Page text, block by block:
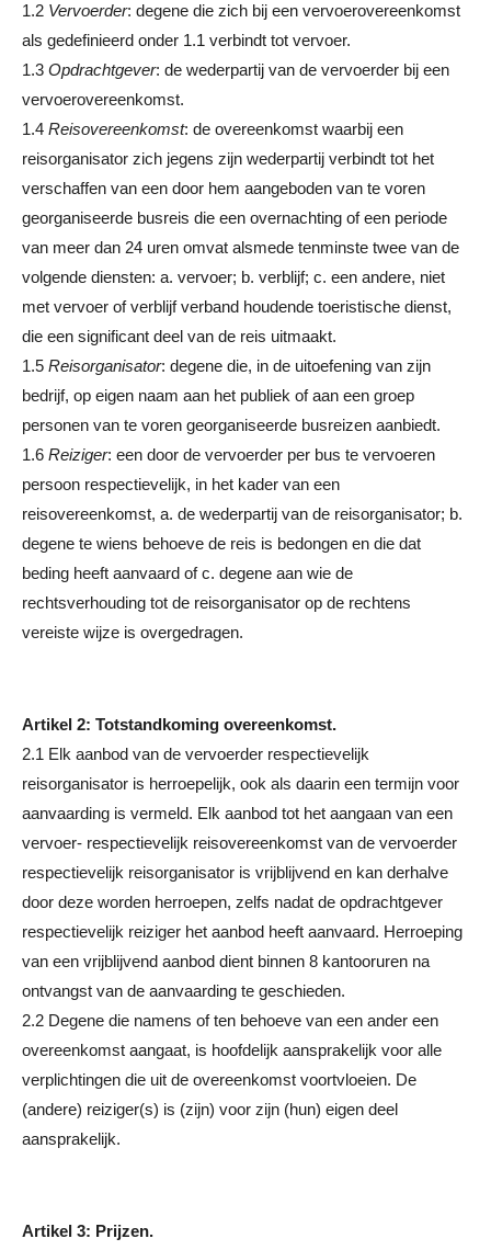
1.2 Vervoerder: degene die zich bij een vervoerovereenkomst
als gedefinieerd onder 1.1 verbindt tot vervoer.
1.3 Opdrachtgever: de wederpartij van de vervoerder bij een
vervoerovereenkomst.
1.4 Reisovereenkomst: de overeenkomst waarbij een
reisorganisator zich jegens zijn wederpartij verbindt tot het
verschaffen van een door hem aangeboden van te voren
georganiseerde busreis die een overnachting of een periode
van meer dan 24 uren omvat alsmede tenminste twee van de
volgende diensten: a. vervoer; b. verblijf; c. een andere, niet
met vervoer of verblijf verband houdende toeristische dienst,
die een significant deel van de reis uitmaakt.
1.5 Reisorganisator: degene die, in de uitoefening van zijn
bedrijf, op eigen naam aan het publiek of aan een groep
personen van te voren georganiseerde busreizen aanbiedt.
1.6 Reiziger: een door de vervoerder per bus te vervoeren
persoon respectievelijk, in het kader van een
reisovereenkomst, a. de wederpartij van de reisorganisator; b.
degene te wiens behoeve de reis is bedongen en die dat
beding heeft aanvaard of c. degene aan wie de
rechtsverhouding tot de reisorganisator op de rechtens
vereiste wijze is overgedragen.
Artikel 2: Totstandkoming overeenkomst.
2.1 Elk aanbod van de vervoerder respectievelijk
reisorganisator is herroepelijk, ook als daarin een termijn voor
aanvaarding is vermeld. Elk aanbod tot het aangaan van een
vervoer- respectievelijk reisovereenkomst van de vervoerder
respectievelijk reisorganisator is vrijblijvend en kan derhalve
door deze worden herroepen, zelfs nadat de opdrachtgever
respectievelijk reiziger het aanbod heeft aanvaard. Herroeping
van een vrijblijvend aanbod dient binnen 8 kantooruren na
ontvangst van de aanvaarding te geschieden.
2.2 Degene die namens of ten behoeve van een ander een
overeenkomst aangaat, is hoofdelijk aansprakelijk voor alle
verplichtingen die uit de overeenkomst voortvloeien. De
(andere) reiziger(s) is (zijn) voor zijn (hun) eigen deel
aansprakelijk.
Artikel 3: Prijzen.